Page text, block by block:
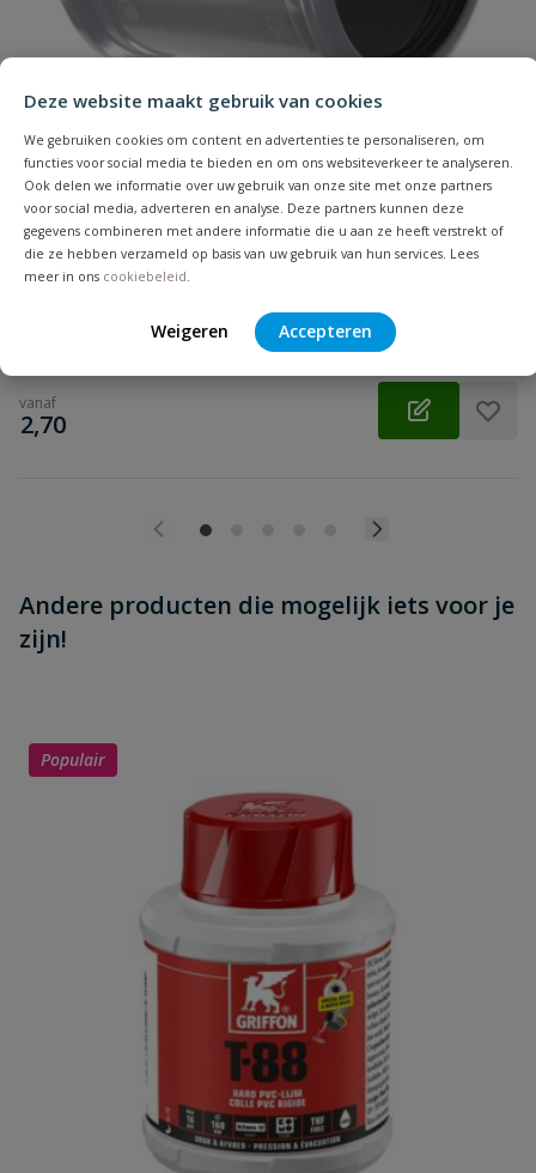
Deze website maakt gebruik van cookies
We gebruiken cookies om content en advertenties te personaliseren, om
functies voor social media te bieden en om ons websiteverkeer te analyseren.
Ook delen we informatie over uw gebruik van onze site met onze partners
voor social media, adverteren en analyse. Deze partners kunnen deze
gegevens combineren met andere informatie die u aan ze heeft verstrekt of
die ze hebben verzameld op basis van uw gebruik van hun services. Lees
meer in ons cookiebeleid
Weigeren Accepteren
Beoordeling
Beoordeling versturen
PVC overschuifmof
Zonder stootrand | Diameter: 32 t/m 500 mm | Aansluiting:
manchet | Kleur: grijs | KOMO
vanaf
€
2,70
Andere producten die mogelijk iets voor je
zijn!
Populair